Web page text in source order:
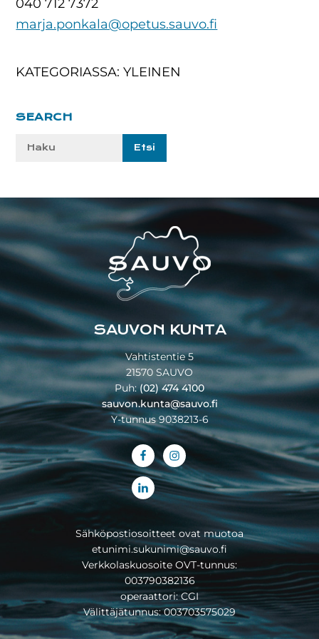
040 712 7372
marja.ponkala@opetus.sauvo.fi
KATEGORIASSA: YLEINEN
Ensisijainen
SEARCH
Etsi
Footer
SAUVON KUNTA
Vahtistentie 5
21570 SAUVO
Puh:(02) 474 4100
sauvon.kunta@sauvo.fi
Y-tunnus 9038213-6
Sähköpostiosoitteet ovat muotoa
etunimi.sukunimi@sauvo.fi
Verkkolaskuosoite OVT-tunnus:
003790382136
operaattori: CGI
Välittäjätunnus: 003703575029